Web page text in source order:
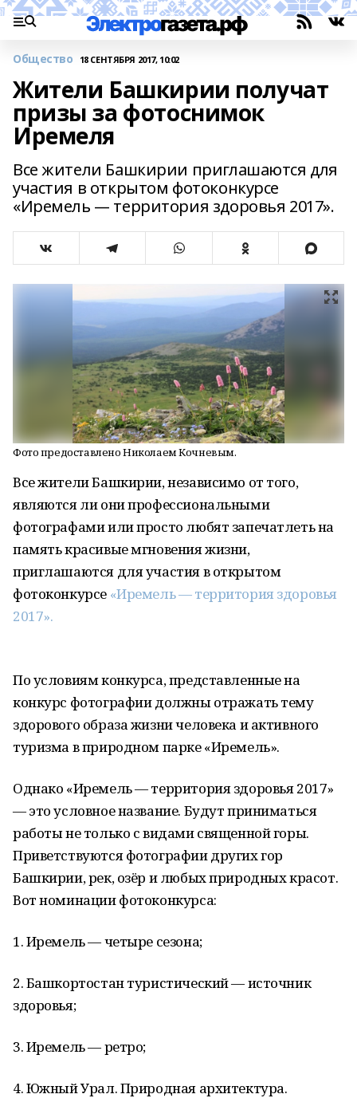
Общество 18 СЕНТЯБРЯ 2017, 10:02
Жители Башкирии получат
призы за фотоснимок
Иремеля
Все жители Башкирии приглашаются для
участия в открытом фотоконкурсе
«Иремель — территория здоровья 2017».
Фото предоставлено Николаем Кочневым.
Все жители Башкирии, независимо от того,
являются ли они профессиональными
фотографами или просто любят запечатлеть на
память красивые мгновения жизни,
приглашаются для участия в открытом
фотоконкурсе «Иремель — территория здоровья
2017».
По условиям конкурса, представленные на
конкурс фотографии должны отражать тему
здорового образа жизни человека и активного
туризма в природном парке «Иремель».
Однако «Иремель — территория здоровья 2017»
— это условное название. Будут приниматься
работы не только с видами священной горы.
Приветствуются фотографии других гор
Башкирии, рек, озёр и любых природных красот.
Вот номинации фотоконкурса:
1. Иремель — четыре сезона;
2. Башкортостан туристический — источник
здоровья;
3. Иремель — ретро;
4. Южный Урал. Природная архитектура.